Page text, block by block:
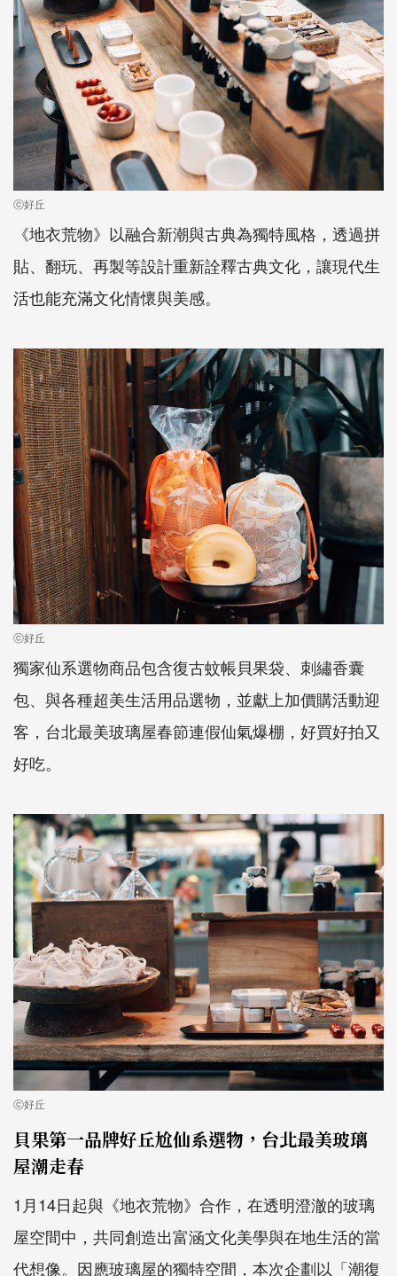
ⓒ好丘
《地衣荒物》以融合新潮與古典為獨特風格，透過拼
貼、翻玩、再製等設計重新詮釋古典文化，讓現代生
活也能充滿文化情懷與美感。
ⓒ好丘
獨家仙系選物商品包含復古蚊帳貝果袋、刺繡香囊
包、與各種超美生活用品選物，並獻上加價購活動迎
客，台北最美玻璃屋春節連假仙氣爆棚，好買好拍又
好吃。
ⓒ好丘
貝果第一品牌好丘尬仙系選物，台北最美玻璃
屋潮走春
1 月14日起與《地衣荒物》合作，在透明澄澈的玻璃
屋空間中，共同創造出富涵文化美學與在地生活的當
代想像。因應玻璃屋的獨特空間，本次企劃以「潮復